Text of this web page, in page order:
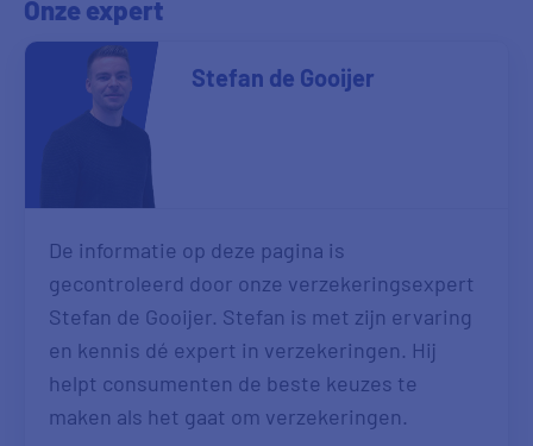
Onze expert
Stefan de Gooijer
De informatie op deze pagina is
gecontroleerd door onze verzekeringsexpert
Stefan de Gooijer. Stefan is met zijn ervaring
en kennis dé expert in verzekeringen. Hij
helpt consumenten de beste keuzes te
maken als het gaat om verzekeringen.